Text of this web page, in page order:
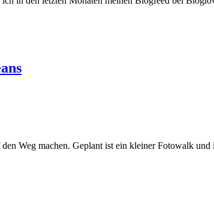
Weg machen. Geplant ist ein kleiner Fotowalk